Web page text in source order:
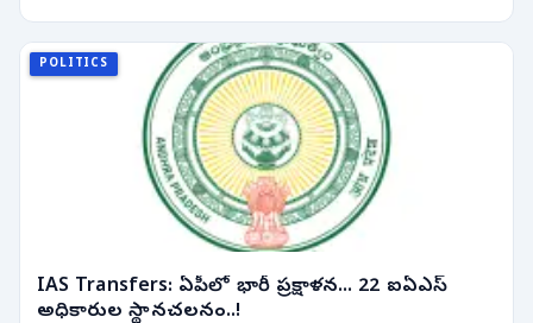
POLITICS
IAS Transfers: ఏపీలో భారీ ప్రక్షాళన... 22 ఐఏఎస్
అధికారుల స్థానచలనం..!